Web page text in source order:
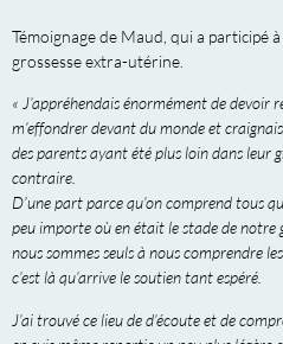
Témoignage de Maud, qui a participé
grossesse extra-utérine.
« J’appréhendais énormément de devoir
m’effondrer devant du monde et
des parents ayant été plus loin dans leur
contraire.
D’une part parce qu’on comprend tous
peu importe où en était le stade de notre
nous sommes seuls à nous comprendre
c’est là qu’arrive le soutien tant espéré.
J’ai trouvé ce lieu de d’écoute et de